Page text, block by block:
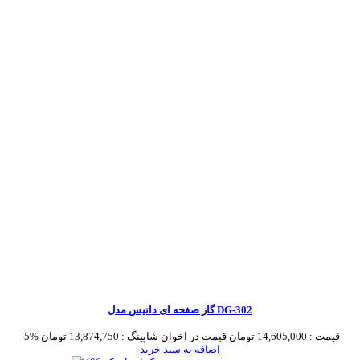
گاز صفحه ای داتیس مدل DG-302
-5% قیمت : 14,605,000 تومان قیمت در اخوان شاپینگ : 13,874,750 تومان
اضافه به سبد خرید